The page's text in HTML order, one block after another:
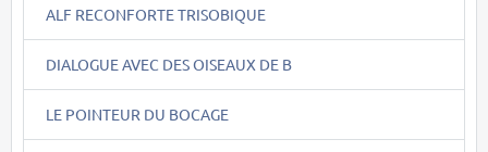
ALF RECONFORTE TRISOBIQUE
DIALOGUE AVEC DES OISEAUX DE B
LE POINTEUR DU BOCAGE